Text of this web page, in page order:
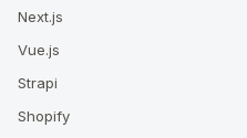
Next.js
Vue.js
Strapi
Shopify